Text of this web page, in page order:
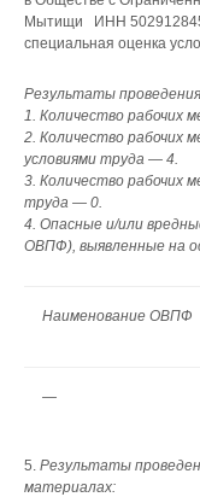
Мытищи ИНН
специальная оценка
Результаты
1. Количество рабочих
2. Количество рабочих
условиями труда — 4.
3. Количество рабочих
труда — 0.
4. Опасные и/или
ОВПФ), выявленные на
Наименование ОВПФ
—
Результаты
материалах: